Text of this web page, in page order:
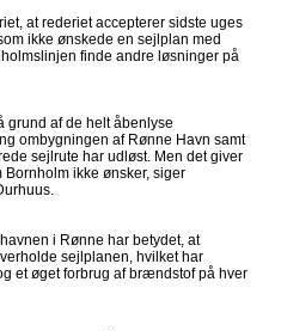
at rederiet accepterer sidste uges
ikke ønskede en sejlplan med
finde andre løsninger på
grund af de helt åbenlyse
ombygningen af Rønne Havn samt
sejlrute har udløst. Men det giver
ikke ønsker, siger
i Rønne har betydet, at
sejlplanen, hvilket har
et øget forbrug af brændstof på hver